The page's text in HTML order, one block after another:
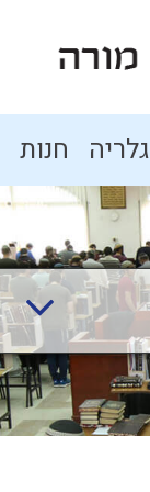
גלריה חנות